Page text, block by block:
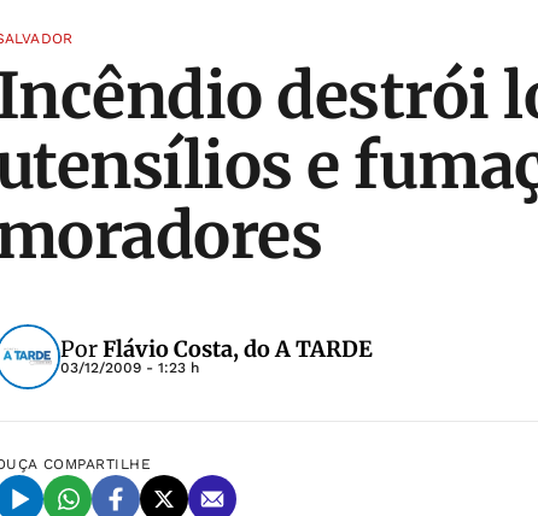
destrói
e
PorFlávio Costa, do A TARDE
03/12/2009 - 1:23 h
COMPARTILHE